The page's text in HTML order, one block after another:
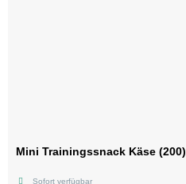
Mini Trainingssnack Käse (200)
Sofort verfügbar